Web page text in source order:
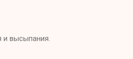
высыпания.